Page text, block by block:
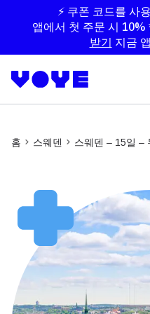
⚡ 쿠폰 코드를 사
앱에서 첫 주문 시 10%
받기
지금
홈 스웨덴 스웨덴 – 15일 –